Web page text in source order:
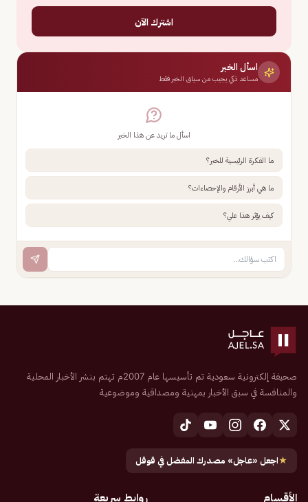
اشترك الآن
اسأل الخبر
مساعد ذكي يجيب من سياق الخبر فقط
اسأل ما تريد عن هذا الخبر
ما الفكرة الرئيسية للخبر؟
ما هي أبرز الأرقام والإحصاءات؟
كيف يؤثر هذا علي؟
صحيفة إلكترونية سعودية تم تأسيسها عام 2007م تهتم بنشر الأخبار المحلية
والمنافسة في سبق الأخبار بمهنية ومصداقية وموضوعية
★اجعل «عاجل» مصدرك المفضل في قوقل
الأقسام روابط سريعة